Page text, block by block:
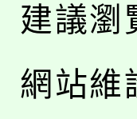
建議瀏
網站維